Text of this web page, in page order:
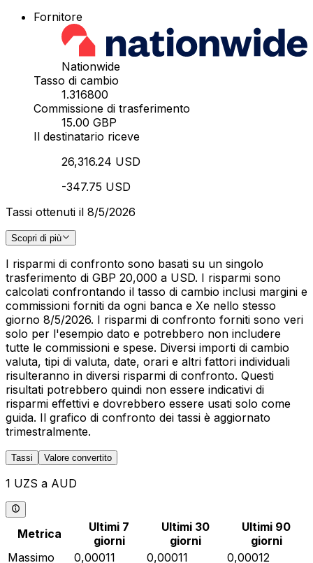
Fornitore
Nationwide
Tasso di cambio
1.316800
Commissione di trasferimento
15.00 GBP
Il destinatario riceve
26,316.24 USD
-347.75 USD
Tassi ottenuti il 8/5/2026
Scopri di più
I risparmi di confronto sono basati su un singolo
trasferimento di GBP 20,000 a USD. I risparmi sono
calcolati confrontando il tasso di cambio inclusi margini e
commissioni forniti da ogni banca e Xe nello stesso
giorno 8/5/2026. I risparmi di confronto forniti sono veri
solo per l'esempio dato e potrebbero non includere
tutte le commissioni e spese. Diversi importi di cambio
valuta, tipi di valuta, date, orari e altri fattori individuali
risulteranno in diversi risparmi di confronto. Questi
risultati potrebbero quindi non essere indicativi di
risparmi effettivi e dovrebbero essere usati solo come
guida. Il grafico di confronto dei tassi è aggiornato
trimestralmente.
Tassi Valore convertito
1 UZS a AUD
Metrica
Ultimi 7
giorni
Ultimi 30
giorni
Ultimi 90
giorni
Massimo
0,00011 0,00011
0,00012